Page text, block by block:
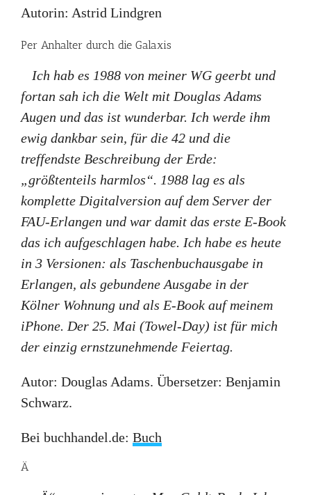
Autorin: Astrid Lindgren
Per Anhalter durch die Galaxis
Ich hab es 1988 von meiner WG geerbt und
fortan sah ich die Welt mit Douglas Adams
Augen und das ist wunderbar. Ich werde ihm
ewig dankbar sein, für die 42 und die
treffendste Beschreibung der Erde:
„größtenteils harmlos“. 1988 lag es als
komplette Digitalversion auf dem Server der
FAU-Erlangen und war damit das erste E-Book
das ich aufgeschlagen habe. Ich habe es heute
in 3 Versionen: als Taschenbuchausgabe in
Erlangen, als gebundene Ausgabe in der
Kölner Wohnung und als E-Book auf meinem
iPhone. Der 25. Mai (Towel-Day) ist für mich
der einzig ernstzunehmende Feiertag.
Autor: Douglas Adams. Übersetzer: Benjamin
Schwarz.
Bei buchhandel.de: Buch
Ä